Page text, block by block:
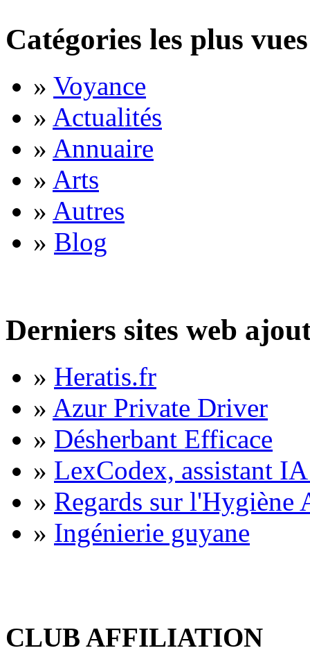
Catégories les plus vues
» Voyance
» Actualités
» Annuaire
» Arts
» Autres
» Blog
Derniers sites web
» Heratis.fr
» Azur Private Driver
» Désherbant Efficace
» LexCodex, assistant
» Regards sur l'Hygiène
» Ingénierie guyane
CLUB AFFILIATION